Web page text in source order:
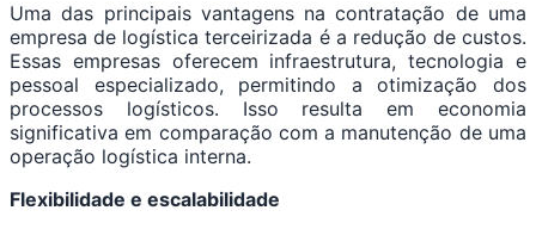
Uma das principais vantagens na contratação de uma
empresa de logística terceirizada é a redução de custos.
Essas empresas oferecem infraestrutura, tecnologia e
pessoal especializado, permitindo a otimização dos
processos logísticos. Isso resulta em economia
significativa em comparação com a manutenção de uma
operação logística interna.
Flexibilidade e escalabilidade